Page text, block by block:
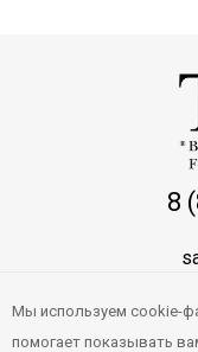
8
Мы используем cookie-
помогает показывать